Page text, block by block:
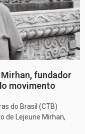
fundador
movimento
do Brasil (CTB)
de Lejeune Mirhan,